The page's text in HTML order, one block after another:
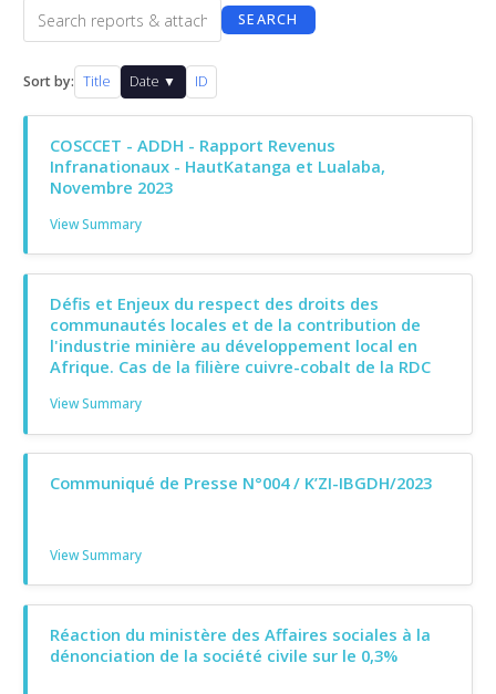
SEARCH
Sort by: Title Date ▼ ID
COSCCET - ADDH - Rapport Revenus
Infranationaux - HautKatanga et Lualaba,
Novembre 2023
View Summary
Défis et Enjeux du respect des droits des
communautés locales et de la contribution de
l'industrie minière au développement local en
Afrique. Cas de la filière cuivre-cobalt de la RDC
View Summary
Communiqué de Presse N°004 / K’ZI-IBGDH/2023
View Summary
Réaction du ministère des Affaires sociales à la
dénonciation de la société civile sur le 0,3%